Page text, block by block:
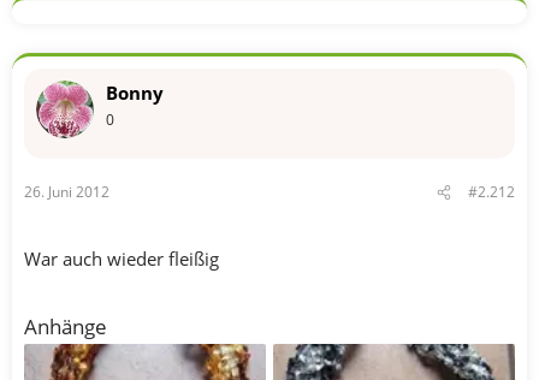
Bonny
0
26. Juni 2012 #2.212
War auch wieder fleißig
Anhänge